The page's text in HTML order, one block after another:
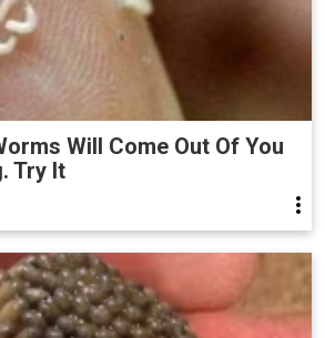
Will Come Out Of You
Try It